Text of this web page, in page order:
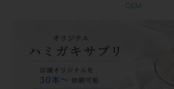
OEM